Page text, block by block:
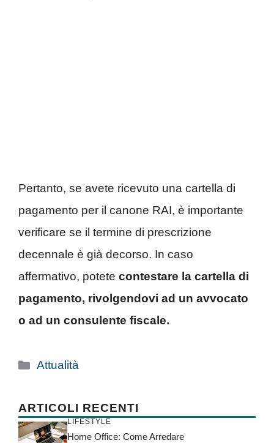
Pertanto, se avete ricevuto una cartella di
pagamento per il canone RAI, è importante
verificare se il termine di prescrizione
decennale è già decorso. In caso
affermativo, potete contestare la cartella di
pagamento, rivolgendovi ad un avvocato
o ad un consulente fiscale.
Categorie
Attualità
ARTICOLI RECENTI
LIFESTYLE
Home Office: Come Arredare